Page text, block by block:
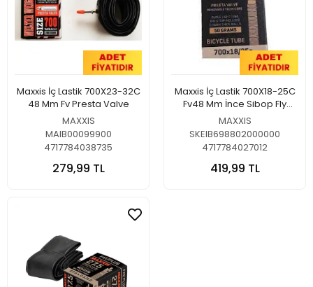
Maxxis İç Lastik 700X23-32C
48 Mm Fv Presta Valve
MAXXIS
MAIB00099900
4717784038735
279,99 TL
Maxxis İç Lastik 700X18-25C
Fv48 Mm İnce Sibop Fly
Weıght 50 Gr
MAXXIS
SKEIB698802000000
4717784027012
419,99 TL